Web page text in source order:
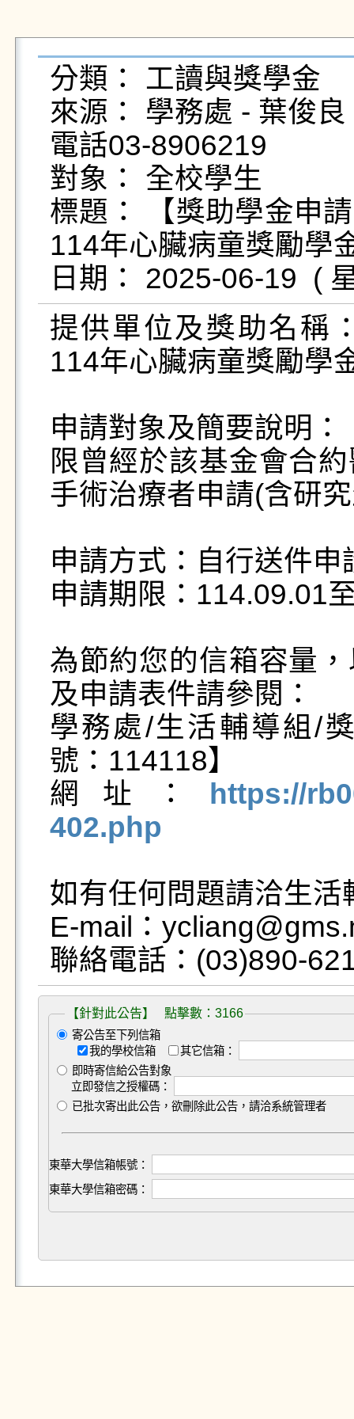
分類： 工讀與獎學金
來源： 學務處 - 葉俊
電話03-8906219
對象： 全校學生
標題： 【獎助學金申
114年心臟病童獎勵學
提供單位及獎助名稱
114年心臟病童獎勵學
申請對象及簡要說明：
限曾經於該基金會合
手術治療者申請(含研
申請方式：自行送件
申請期限：114.09.01
為節約您的信箱容量
及申請表件請參閱：
學務處/生活輔導組/
號：114118】
網址：
https://
402.php
如有任何問題請洽生
E-mail：
【針對此公告】 點擊數：3166
寄公告至下列信箱
我的學校信箱
其它信箱：
即時寄信給公告對象
立即發信之授權碼：
已批次寄出此公告，欲刪除此公告，請洽系統管理者
東華大學信箱帳號：
東華大學信箱密碼：